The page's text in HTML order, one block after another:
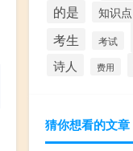
的是 知识点
考生 考试
诗人 费用
猜你想看的文章